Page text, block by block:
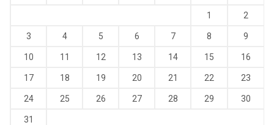
1 2
3 4 5 6 7 8 9
10 11 12 13 14 15 16
17 18 19 20 21 22 23
24 25 26 27 28 29 30
31